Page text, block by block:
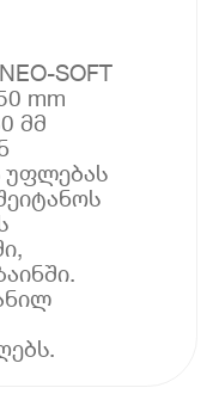
SOFT
mm
მმ
უფლებას